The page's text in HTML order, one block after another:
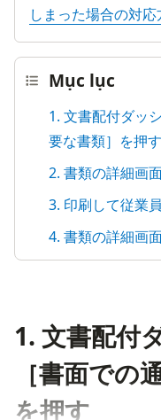
しまった場合の対応
Mục lục
1. 文書配付ダッ
要な書類］を押す
2. 書類の詳細画
3. 印刷して従業
4. 書類の詳細画
1. 文書配付
［書面での
を押す